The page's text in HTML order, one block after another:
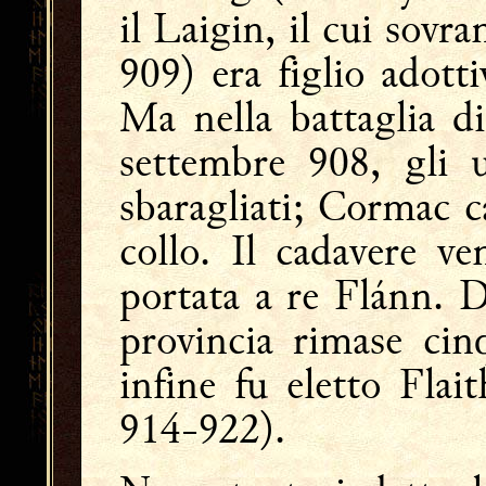
il Laigin, il cui
909) era figlio
Ma nella battaglia
settembre 908, gli
sbaragliati; Cormac
collo. Il cadavere
portata a re Flánn.
provincia rimase
infine fu eletto
914-922).